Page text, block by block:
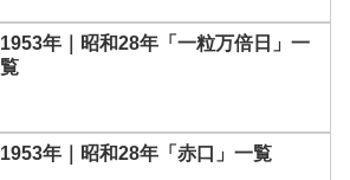
1953年｜昭和28年「一粒万倍日」一
覧
1953年｜昭和28年「赤口」一覧